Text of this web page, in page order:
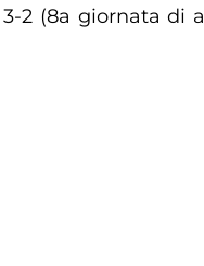
2 (8a giornata di